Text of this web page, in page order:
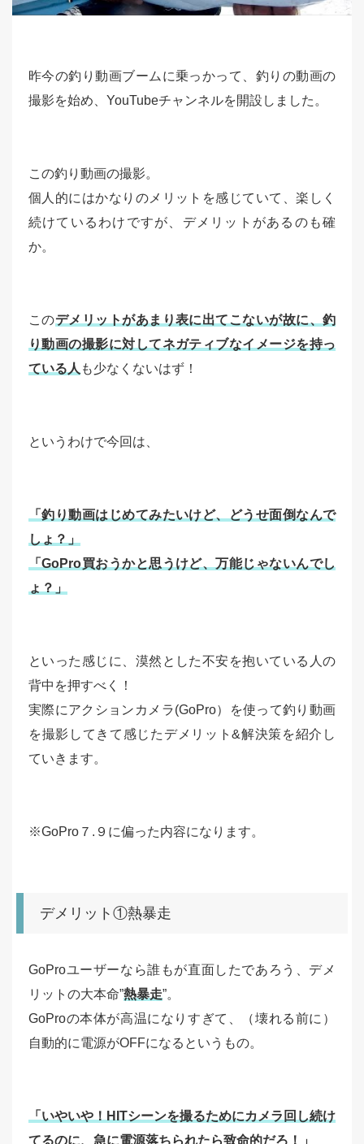
昨今の釣り動画ブームに乗っかって、釣りの動画の
撮影を始め、YouTubeチャンネルを開設しました。
この釣り動画の撮影。
個人的にはかなりのメリットを感じていて、楽しく
続けているわけですが、デメリットがあるのも確
か。
このデメリットがあまり表に出てこないが故に、釣
り動画の撮影に対してネガティブなイメージを持っ
ている人 も少なくないはず！
というわけで今回は、
「釣り動画はじめてみたいけど、どうせ面倒なんで
しょ？」
「GoPro買おうかと思うけど、万能じゃないんでし
ょ？」
といった感じに、漠然とした不安を抱いている人の
背中を押すべく！
実際にアクションカメラ(GoPro）を使って釣り動画
を撮影してきて感じたデメリット&解決策を紹介し
ていきます。
※GoPro７.９に偏った内容になります。
デメリット①熱暴走
GoProユーザーなら誰もが直面したであろう、デメ
リットの大本命”熱暴走”。
GoProの本体が高温になりすぎて、（壊れる前に）
自動的に電源がOFFになるというもの。
「いやいや！HITシーンを撮るためにカメラ回し続け
てるのに、急に電源落ちられたら致命的だろ！」